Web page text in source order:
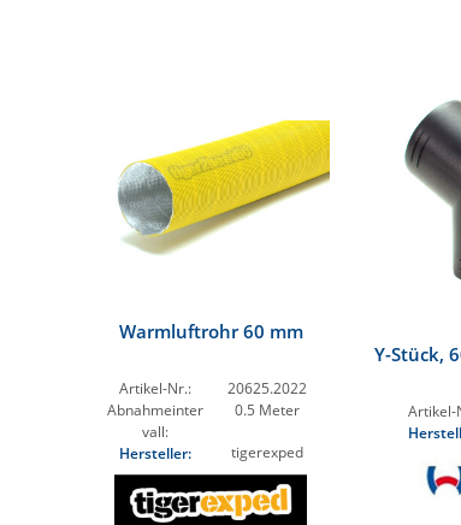
Warmluftrohr 60 mm
Artikel-Nr.:
20625.2022
Abnahmeinter
vall:
0.5 Meter
Hersteller: tigerexped
Y-Stück,
Artikel-